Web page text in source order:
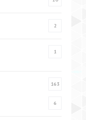
2
1
163
6